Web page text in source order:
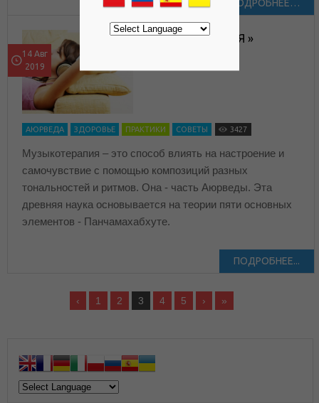
ПОДРОБНЕЕ…
14 Авг
2019
МУЗЫКОТЕРАПИЯ »
АЮРВЕДА ЗДОРОВЬЕ ПРАКТИКИ СОВЕТЫ 3427
Музыкотерапия – это способ влиять на настроение и
самочувствие с помощью композиций разных
тональностей и ритмов. Она - часть Аюрведы. Эта
древняя наука основывается на теории пяти основных
элементов - Панчамахабхуте.
ПОДРОБНЕЕ...
‹ 1 2 3 4 5 › »